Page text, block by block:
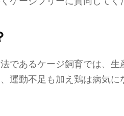
であるケージ飼育では、
運動不足も加え鶏は病気